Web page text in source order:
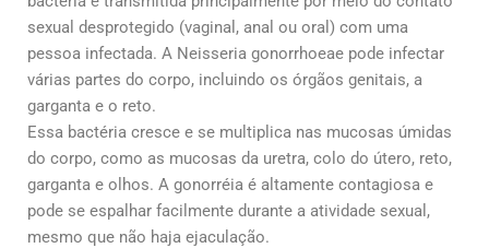
sexual desprotegido (vaginal, anal ou oral) com uma
pessoa infectada. A Neisseria gonorrhoeae pode infectar
várias partes do corpo, incluindo os órgãos genitais, a
garganta e o reto.
Essa bactéria cresce e se multiplica nas mucosas úmidas
do corpo, como as mucosas da uretra, colo do útero, reto,
garganta e olhos. A gonorréia é altamente contagiosa e
pode se espalhar facilmente durante a atividade sexual,
mesmo que não haja ejaculação.